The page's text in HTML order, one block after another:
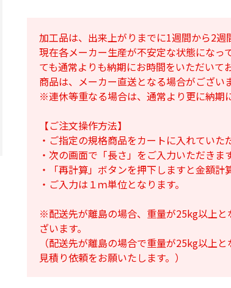
農ビロジーナ 厚さ
農ビ透明 厚さ
0.05mm
￥18,120
農ビ
￥
加工品は、出来上がりまでに1週間から2週
現在各メーカー生産が不安定な状態になっ
ても通常よりも納期にお時間をいただいて
商品は、メーカー直送となる場合がございま
※連休等重なる場合は、通常より更に納期
【ご注文操作方法】
・ご指定の規格商品をカートに入れていた
・次の画面で「長さ」をご入力いただきます
・「再計算」ボタンを押下しますと金額計
・ご入力は１ｍ単位となります。
※配送先が離島の場合、重量が25kg以上
ざいます。
（配送先が離島の場合で重量が25kg以上
見積り依頼をお願いたします。）